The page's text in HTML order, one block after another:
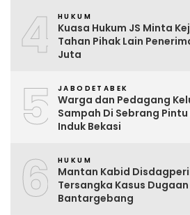
4 HUKUM
Kuasa Hukum JS Minta
Tahan Pihak Lain
Juta
5 JABODETABEK
Warga dan Pedagang
Sampah Di Sebrang
Induk Bekasi
6 HUKUM
Mantan Kabid
Tersangka Kasus
Bantargebang